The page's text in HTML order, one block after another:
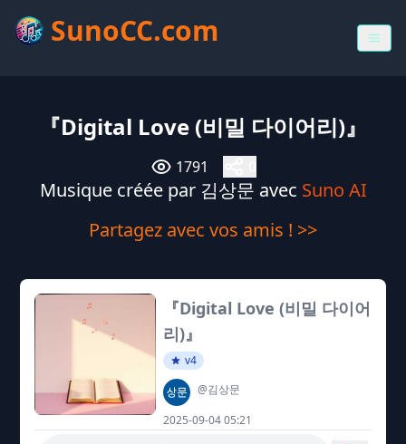
SunoCC.com
『Digital Love (비밀 다이어리)』
1791
Musique créée par 김상문 avec Suno AI
Partagez avec vos amis ! >>
『Digital Love (비밀 다이어
리)』
v4
@김상문
2025-09-04 05:21